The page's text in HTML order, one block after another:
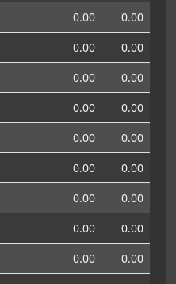
0.00
0.00
0.00
0.00
0.00
0.00
0.00
0.00
0.00
0.00
0.00
0.00
0.00
0.00
0.00
0.00
0.00
0.00